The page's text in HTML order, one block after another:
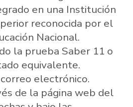
en una Institución
reconocida por el
Nacional.
la prueba Saber 11 o
equivalente.
electrónico.
de la página web del